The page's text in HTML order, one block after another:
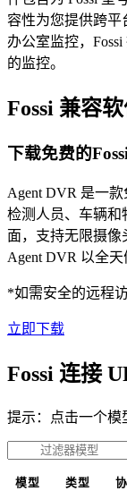
容性为您提供跨平
办公室监控，
的监控。
Fossi 兼容
下载免费的
Agent DVR 是一
检测人员、车辆和
面，支持无限摄
Agent DVR 以全天
*如需安全的远程
立即下载
Fossi 连接
提示：点击一个模
模型 类型